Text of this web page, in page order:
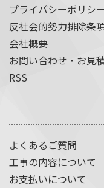
プライバシーポリシー
反社会的勢力排除条
会社概要
お問い合わせ・お見
RSS
よくあるご質問
工事の内容について
お支払いについて